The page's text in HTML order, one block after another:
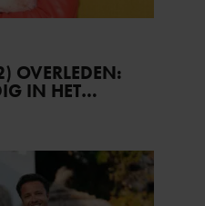
OVERLEDEN:
IN HET